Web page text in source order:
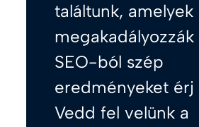
találtunk, amelyek
megakadályozzák
SEO-ból szép
eredményeket érj
Vedd fel velünk a